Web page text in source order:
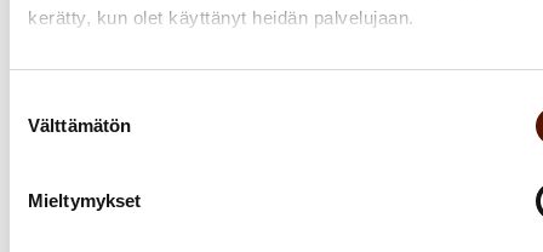
kerätty, kun olet käyttänyt heidän palvelujaan.
valinta
Välttämätön
Mieltymykset
vesiputousmallissa useinkaan ole ihan
mallissa. Tämän vuoksi voi tuntua, että